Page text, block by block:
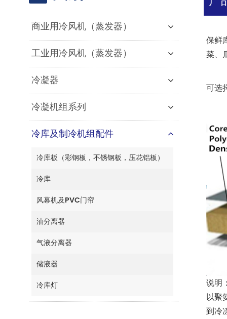
保鲜
菜、
可选
说明
以聚
到冷
商业用冷风机（蒸发器）
工业用冷风机（蒸发器）
冷凝器
冷凝机组系列
冷库及制冷机组配件
冷库板（彩钢板，不锈钢板，压花铝板）
冷库
风幕机及PVC门帘
油分离器
气液分离器
储液器
冷库灯